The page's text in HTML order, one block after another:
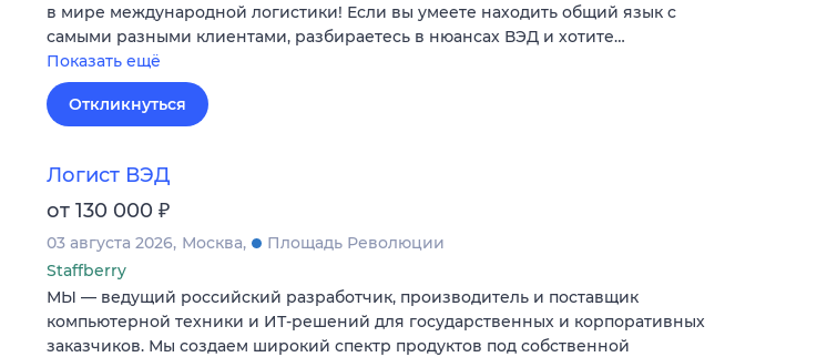
в мире международной логистики! Если вы умеете находить общий язык с
самыми разными клиентами, разбираетесь в нюансах ВЭД и хотите…
Показать ещё
Откликнуться
Логист ВЭД
от 130 000 ₽
03 августа 2026 Москва
Площадь Революции
Staffberry
МЫ — ведущий российский разработчик, производитель и поставщик
компьютерной техники и ИТ-решений для государственных и корпоративных
заказчиков. Мы создаем широкий спектр продуктов под собственной